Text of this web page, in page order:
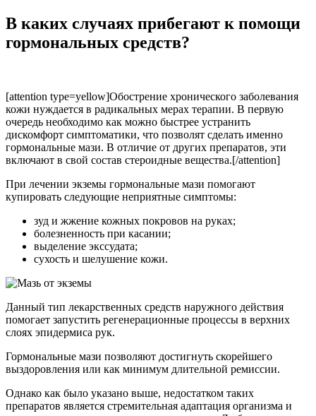
В каких случаях прибегают к помощи
гормональных средств?
[attention type=yellow]Обострение хронического заболевания
кожи нуждается в радикальных мерах терапии. В первую
очередь необходимо как можно быстрее устранить
дискомфорт симптоматики, что позволят сделать именно
гормональные мази. В отличие от других препаратов, эти
включают в свой состав стероидные вещества.[/attention]
При лечении экземы гормональные мази помогают
купировать следующие неприятные симптомы:
зуд и жжение кожных покровов на руках;
болезненность при касании;
выделение экссудата;
сухость и шелушение кожи.
Данный тип лекарственных средств наружного действия
помогает запустить регенерационные процессы в верхних
слоях эпидермиса рук.
Гормональные мази позволяют достигнуть скорейшего
выздоровления или как минимум длительной ремиссии.
Однако как было указано выше, недостатком таких
препаратов является стремительная адаптация организма и